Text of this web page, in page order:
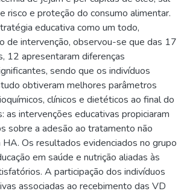
risco e proteção do consumo alimentar.
educativa como um todo,
de intervenção, observou-se que das 17
12 apresentaram diferenças
sendo que os indivíduos
obtiveram melhores parâmetros
clínicos e dietéticos ao final do
as intervenções educativas propiciaram
sobre a adesão ao tratamento não
Os resultados evidenciados no grupo
em saúde e nutrição aliadas às
A participação dos indivíduos
associadas ao recebimento das VD